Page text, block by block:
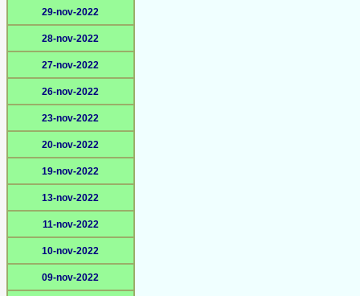
29-nov-2022
28-nov-2022
27-nov-2022
26-nov-2022
23-nov-2022
20-nov-2022
19-nov-2022
13-nov-2022
11-nov-2022
10-nov-2022
09-nov-2022